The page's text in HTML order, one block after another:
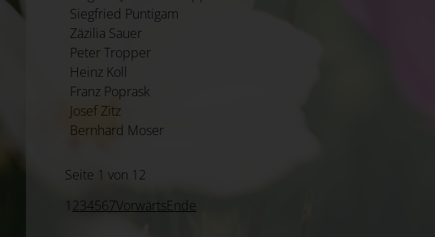
Siegfried Puntigam
Zäzilia Sauer
Peter Tropper
Heinz Koll
Franz Poprask
Josef Zitz
Bernhard Moser
Seite 1 von 12
1 234567VorwärtsEnde